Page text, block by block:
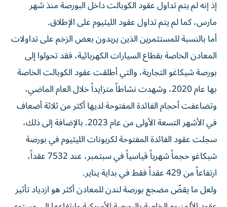
إذ إنه لم يتم تداول عقود الكوبالت داخل البورصة منذ شهر
مارس، كما لم يتم تداول عقود الليثيوم على الإطلاق.
أما بالنسبة للمستثمرين الذين يريدون بعض الزخم على تداولات
المعادن الخاصة بقطاع السيارات الكهربائية، فقد تحولوا إلى
بورصة شيكاغو التجارية، والتي أطلقت عقود الكوبالت الخاصة
بها عام 2020، وشهدت نشاطاً متزايداً خلال العام الماضي،
وتضاعفت أحجام الفائدة المفتوحة لديها أكثر من ثلاثة أضعاف
في الأشهر التسعة الأولى من عام 2023. بالإضافة إلى ذلك،
سجلت عقود الفائدة المفتوحة لكربونات الليثيوم في بورصة
شيكاغو حجماً شهرياً قياسياً في سبتمبر، عند 7532 عقداً،
ارتفاعاً من 429 عقداً فقط في بداية يناير.
ولعل ما يقضّ مضجع بورصة لندن للمعادن أكثر هو ازدياد تأثير